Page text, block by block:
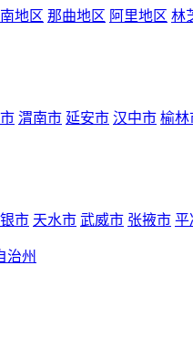
地区 那曲地区 阿里地区 林
渭南市 延安市 汉中市 榆林
市 天水市 武威市 张掖市 平
治州